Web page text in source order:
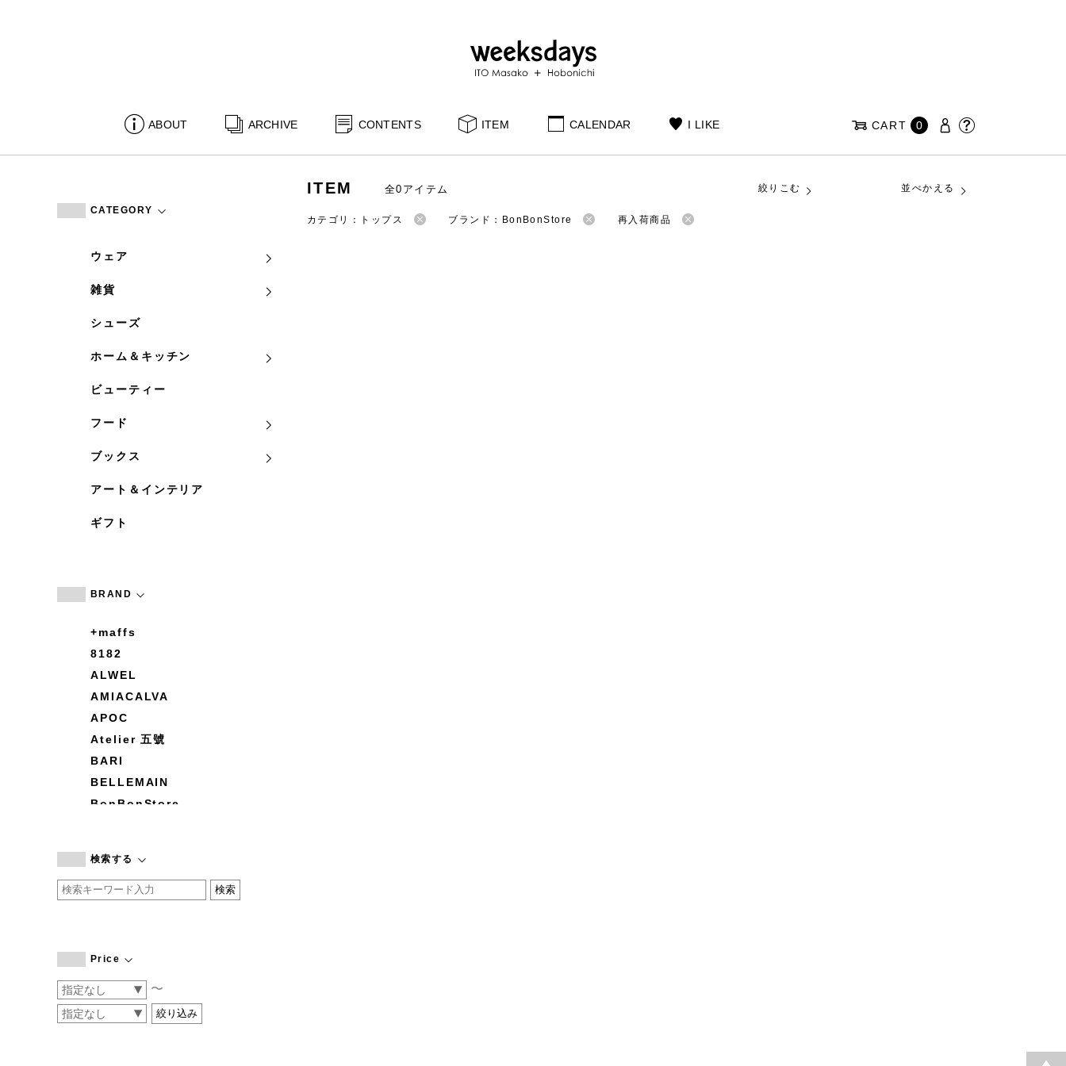
ABOUT ARCHIVE CONTENTS ITEM CALENDAR I LIKE CART 0
CATEGORY
ウェア
雑貨
シューズ
ホーム＆キッチン
ビューティー
フード
ブックス
アート＆インテリア
ギフト
BRAND
+maffs
8182
ALWEL
AMIACALVA
APOC
Atelier 五號
BARI
BELLEMAIN
BonBonStore
by basics
CATWORTH
COGTHEBIGSMOKE
CONVERSE
DEAN & DELUCA
検索する
Price
〜
ITEM 全0アイテム 絞りこむ 並べかえる
カテゴリ：トップス ブランド：BonBonStore 再入荷商品